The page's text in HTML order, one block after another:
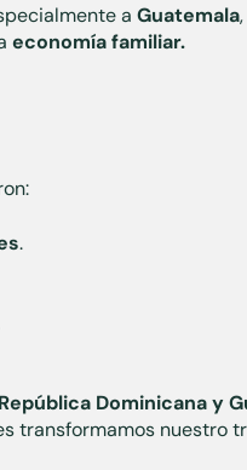
a Guatemala,
economía familiar.
.
Dominicana y
transformamos nuestro